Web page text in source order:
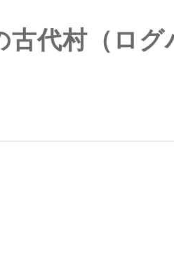
代村（ログ